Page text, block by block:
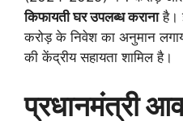
किफायती घर उपलब्ध करानाहै।
करोड़ के निवेश का अनुमान
की केंद्रीय सहायता शामिल है।
प्रधानमंत्री